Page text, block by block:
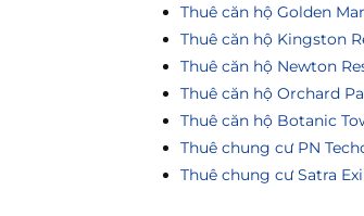
Thuê căn hộ Golden
Thuê căn hộ Kingston
Thuê căn hộ Newton
Thuê căn hộ Orchard
Thuê căn hộ Botanic
Thuê chung cư PN
Thuê chung cư Satra